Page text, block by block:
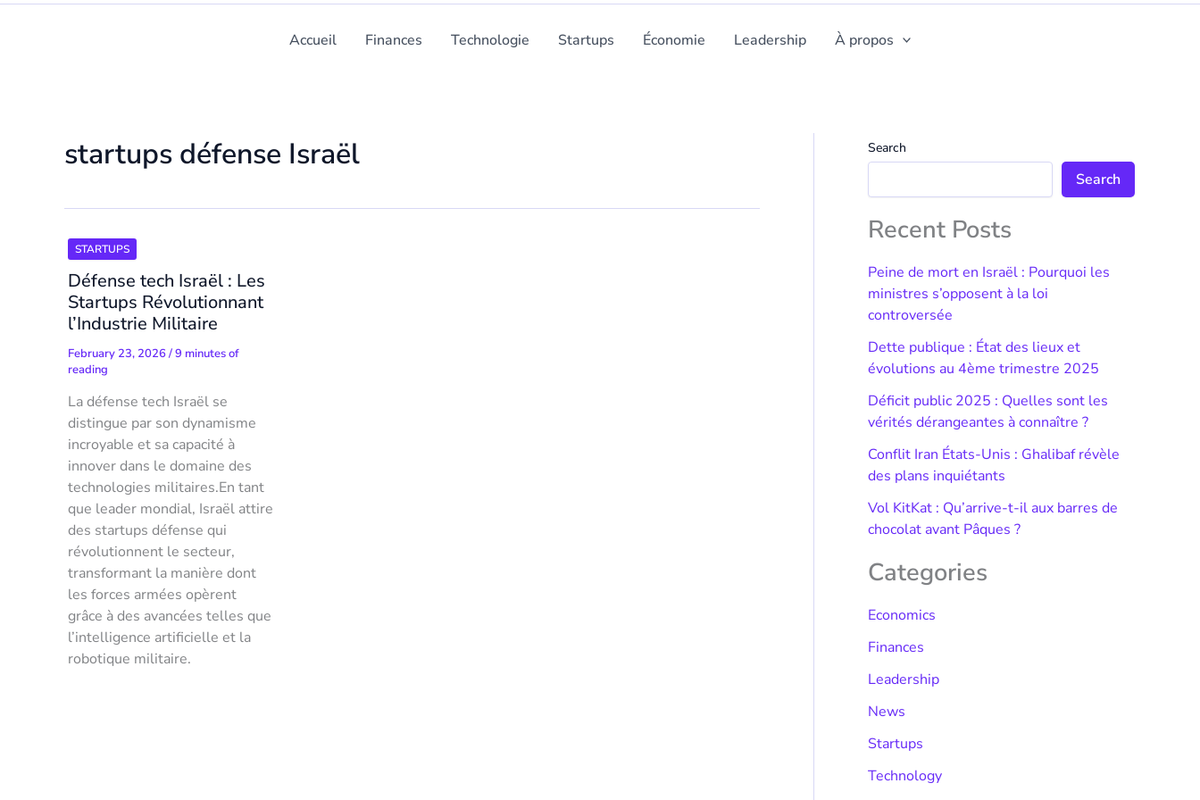
Accueil Finances Technologie Startups Économie Leadership À propos
startups défense Israël
STARTUPS
Défense tech Israël : Les
Startups Révolutionnant
l’Industrie Militaire
February 23, 2026/9 minutes of
reading
La défense tech Israël se
distingue par son dynamisme
incroyable et sa capacité à
innover dans le domaine des
technologies militaires.En tant
que leader mondial, Israël attire
des startups défense qui
révolutionnent le secteur,
transformant la manière dont
les forces armées opèrent
grâce à des avancées telles que
l’intelligence artificielle et la
robotique militaire.
Search
Search
Recent Posts
Peine de mort en Israël : Pourquoi les
ministres s’opposent à la loi
controversée
Dette publique : État des lieux et
évolutions au 4ème trimestre 2025
Déficit public 2025 : Quelles sont les
vérités dérangeantes à connaître ?
Conflit Iran États-Unis : Ghalibaf révèle
des plans inquiétants
Vol KitKat : Qu’arrive-t-il aux barres de
chocolat avant Pâques ?
Categories
Economics
Finances
Leadership
News
Startups
Technology